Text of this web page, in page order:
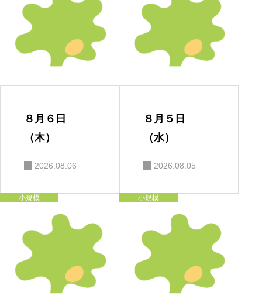
８月６日
（木）
2026.08.06
８月５日
（水）
2026.08.05
小規模 小規模